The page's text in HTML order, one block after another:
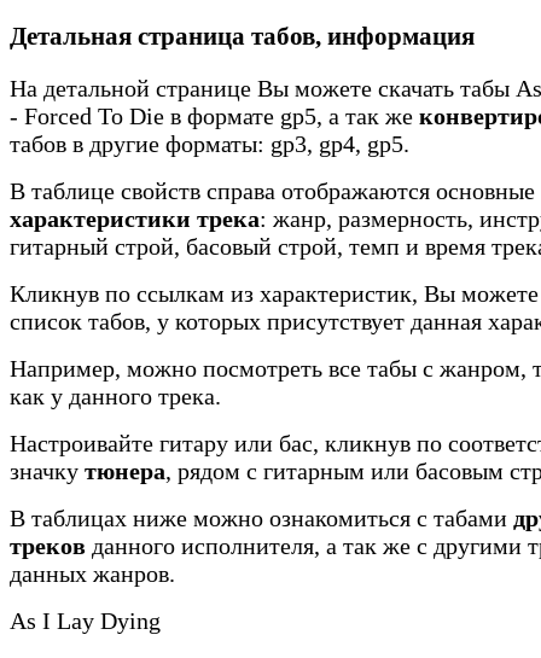
Детальная страница табов, информация
На детальной странице Вы можете скачать табы
- Forced To Die в формате gp5, а так же
табов в другие форматы: gp3, gp4, gp5.
В таблице свойств справа отображаются основные
характеристики трека: жанр, размерность,
гитарный строй, басовый строй, темп и время
Кликнув по ссылкам из характеристик, Вы
список табов, у которых присутствует данная
Например, можно посмотреть все табы с жанром,
как у данного трека.
Настроивайте гитару или бас, кликнув по
значку тюнера, рядом с гитарным или басовым
В таблицах ниже можно ознакомиться с табами
треков данного исполнителя, а так же с другими
данных жанров.
As I Lay Dying